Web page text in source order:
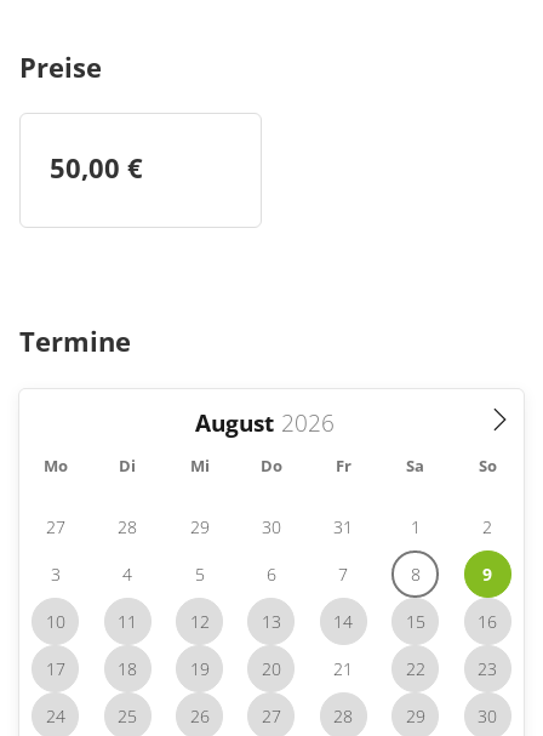
Preise
50,00 €
Termine
August
Mo Di Mi Do Fr Sa So
27 28 29 30 31 1 2
3 4 5 6 7 8 9
10 11 12 13 14 15 16
17 18 19 20 21 22 23
24 25 26 27 28 29 30